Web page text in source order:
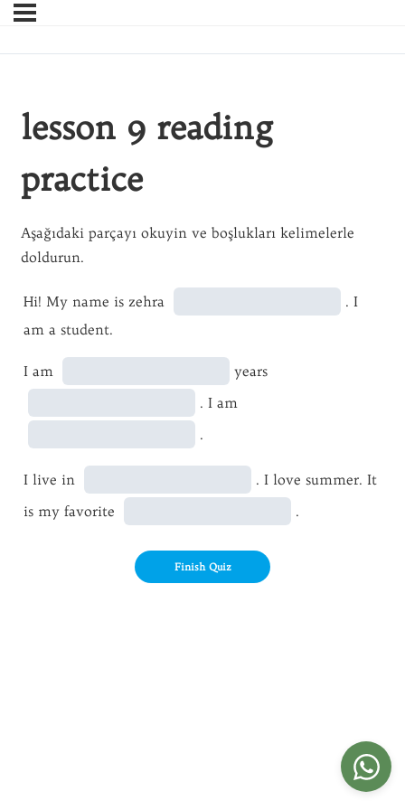
lesson 9 reading
practice
Aşağıdaki parçayı okuyin ve boşlukları kelimelerle
doldurun.
Hi! My name is zehra
. I
am a student.
I am
years
. I am
.
I live in
. I love summer. It
is my favorite
.